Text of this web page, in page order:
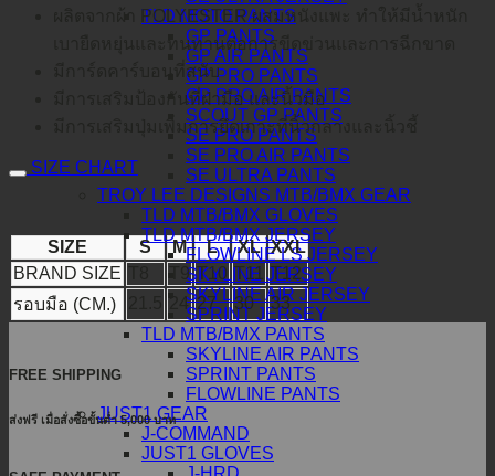
TLD MOTO PANTS
GP PANTS
GP AIR PANTS
GP PRO PANTS
GP PRO AIR PANTS
SCOUT GP PANTS
SE PRO PANTS
SE PRO AIR PANTS
SE ULTRA PANTS
TROY LEE DESIGNS MTB/BMX GEAR
TLD MTB/BMX GLOVES
TLD MTB/BMX JERSEY
FLOWLINE LS JERSEY
SKYLINE JERSEY
SKYLINE AIR JERSEY
SPRINT JERSEY
TLD MTB/BMX PANTS
SKYLINE AIR PANTS
SPRINT PANTS
FLOWLINE PANTS
JUST1 GEAR
J-COMMAND
JUST1 GLOVES
ผลิตจากผ้า POLYESTER ผสมหนังแพะ ทำให้มีน้ำหนัก
เบายืดหยุ่นและทนทานต่อการขีดข่วนและการฉีกขาด
มีการ์ดคาร์บอนที่สนับ
มีการเสริมป้องกันที่ฝ่ามือ และนิ้วมือ
มีการเสริมปุ่มเพิ่มการยึดเกาะที่นิ้วกลางและนิ้วชี้
SIZE CHART
SIZE S M L XL XXL
BRAND SIZE
T9 T10 T11 T12
รอบมือ (CM.)
24 27 30 33
FREE SHIPPING
ส่งฟรี เมื่อสั่งซื้อขั้นต่ำ 5,000 บาท